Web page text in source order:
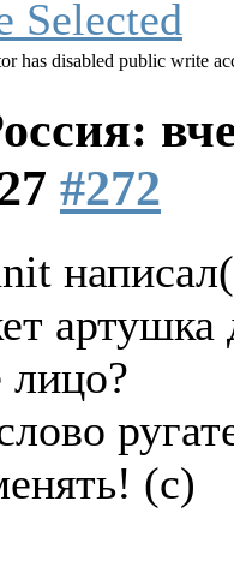
has disabled public write
#272
артушка
лицо?
(с)